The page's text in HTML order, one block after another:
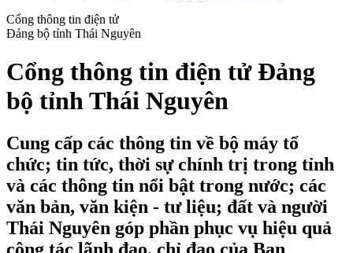
Cổng thông tin điện tử
Đảng bộ tỉnh Thái Nguyên
Cổng thông tin điện tử Đảng
bộ tỉnh Thái Nguyên
Cung cấp các thông tin về bộ máy tổ
chức; tin tức, thời sự chính trị trong tỉnh
và các thông tin nổi bật trong nước; các
văn bản, văn kiện - tư liệu; đất và người
Thái Nguyên góp phần phục vụ hiệu quả
công tác lãnh đạo, chỉ đạo của Ban